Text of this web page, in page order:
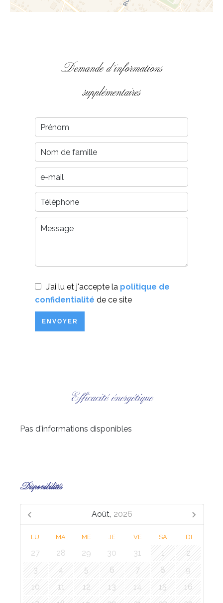
Demande d'informations
supplémentaires
J’ai lu et j'accepte la politique de
confidentialité de ce site
ENVOYER
Efficacité énergétique
Pas d'informations disponibles
Disponibilités
Août, 2026
LU MA ME JE VE SA DI
27 28 29 30 31 1
2
3
4 5 6 7 8
9
10
11 12 13 14 15
16